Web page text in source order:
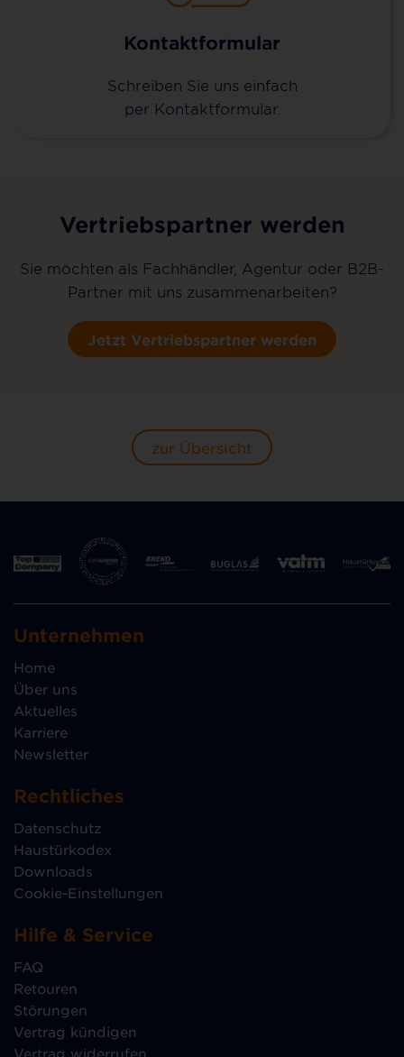
Kontaktformular
Schreiben Sie uns einfach
per Kontaktformular.
Vertriebspartner werden
Sie möchten als Fachhändler, Agentur oder B2B-
Partner mit uns zusammenarbeiten?
Jetzt Vertriebspartner werden
zur Übersicht
Unternehmen
Home
Über uns
Aktuelles
Karriere
Newsletter
Rechtliches
Datenschutz
Haustürkodex
Downloads
Cookie-Einstellungen
Hilfe & Service
FAQ
Retouren
Störungen
Vertrag kündigen
Vertrag widerrufen